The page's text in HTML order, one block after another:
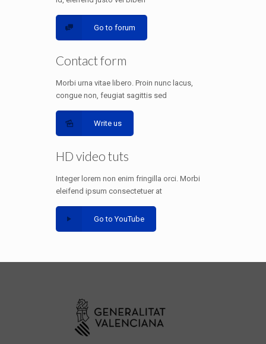
Go to forum
Contact form
Morbi urna vitae libero. Proin nunc lacus,
congue non, feugiat sagittis sed
Write us
HD video tuts
Integer lorem non enim fringilla orci. Morbi
eleifend ipsum consectetuer at
Go to YouTube